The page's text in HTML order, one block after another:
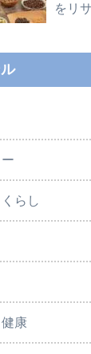
をリ
らし
康